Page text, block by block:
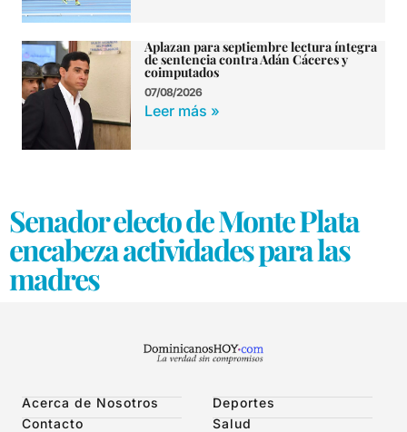
Aplazan para septiembre lectura íntegra
de sentencia contra Adán Cáceres y
coimputados
07/08/2026
Leer más »
Senador electo de Monte Plata
encabeza actividades para las
madres
Acerca de Nosotros
Contacto
Deportes
Salud